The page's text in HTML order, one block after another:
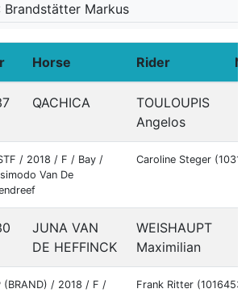
Brandstätter Markus
Horse Rider
QACHICA
TOULOUPIS
Angelos
/ 2018 / F / Bay /
Van De
Caroline Steger
JUNA VAN
DE HEFFINCK
WEISHAUPT
Maximilian
(BRAND) / 2018 / F /
Frank Ritter